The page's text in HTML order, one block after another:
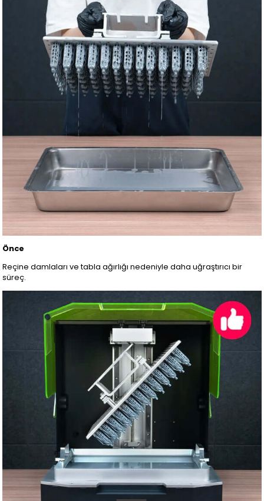
Önce
Reçine damlaları ve tabla ağırlığı nedeniyle daha uğraştırıcı bir
süreç.